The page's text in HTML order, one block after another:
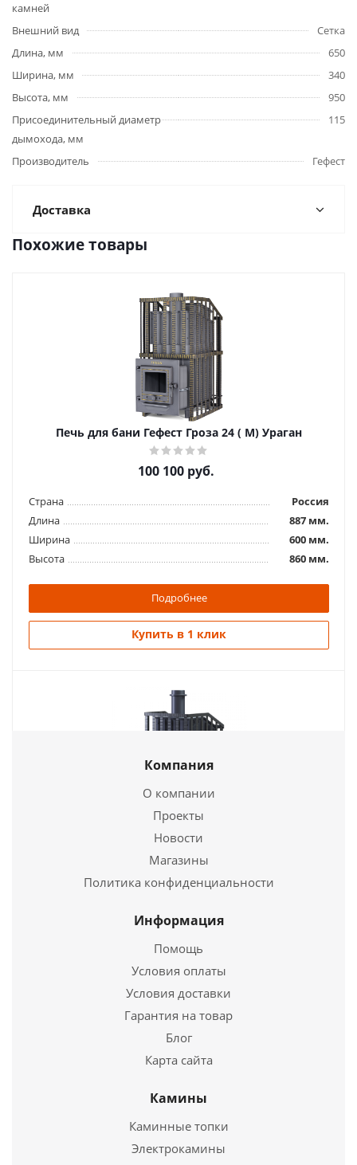
камней
Внешний вид
Сетка
Длина, мм
650
Ширина, мм
340
Высота, мм
950
Присоединительный диаметр
дымохода, мм
115
Производитель Гефест
Доставка
Похожие товары
Печь для бани Гефест Гроза 24 ( М) Ураган
100 100 руб.
Страна
Россия
Длина
887 мм.
Ширина
600 мм.
Высота
860 мм.
Подробнее
Купить в 1 клик
326 000руб.
Подробнее
Купить в 1 клик
Компания
О компании
Проекты
Новости
Магазины
Политика конфиденциальности
Информация
Помощь
Условия оплаты
Условия доставки
Гарантия на товар
Блог
Карта сайта
Камины
Каминные топки
Электрокамины